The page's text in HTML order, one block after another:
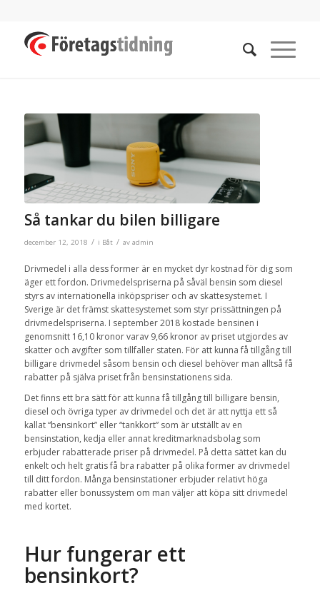
Så tankar du bilen billigare
december 12, 2018 / i Båt / av admin
Drivmedel i alla dess former är en mycket dyr kostnad för dig som
äger ett fordon. Drivmedelspriserna på såväl bensin som diesel
styrs av internationella inköpspriser och av skattesystemet. I
Sverige är det främst skattesystemet som styr prissättningen på
drivmedelspriserna. I september 2018 kostade bensinen i
genomsnitt 16,10 kronor varav 9,66 kronor av priset utgjordes av
skatter och avgifter som tillfaller staten. För att kunna få tillgång till
billigare drivmedel såsom bensin och diesel behöver man alltså få
rabatter på själva priset från bensinstationens sida.
Det finns ett bra sätt för att kunna få tillgång till billigare bensin,
diesel och övriga typer av drivmedel och det är att nyttja ett så
kallat “bensinkort” eller “tankkort” som är utställt av en
bensinstation, kedja eller annat kreditmarknadsbolag som
erbjuder rabatterade priser på drivmedel. På detta sättet kan du
enkelt och helt gratis få bra rabatter på olika former av drivmedel
till ditt fordon. Många bensinstationer erbjuder relativt höga
rabatter eller bonussystem om man väljer att köpa sitt drivmedel
med kortet.
Hur fungerar ett
bensinkort?